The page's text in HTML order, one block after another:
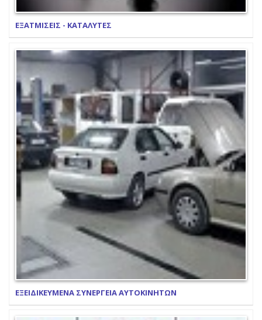
ΕΞΑΤΜΙΣΕΙΣ - ΚΑΤΑΛΥΤΕΣ
ΕΞΕΙΔΙΚΕΥΜΕΝΑ ΣΥΝΕΡΓΕΙΑ ΑΥΤΟΚΙΝΗΤΩΝ